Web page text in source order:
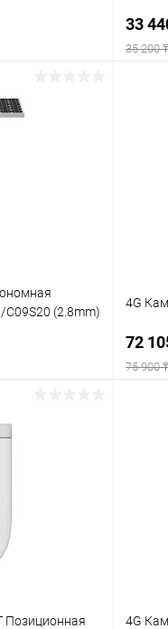
33
35 200 ₸
C09S20 (2.8mm)
4G
72
75 900 ₸
В
Позиционная 4G